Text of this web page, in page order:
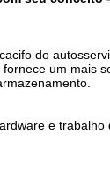
do
um mais
e